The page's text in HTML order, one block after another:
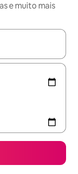
e muito mais
navegue com